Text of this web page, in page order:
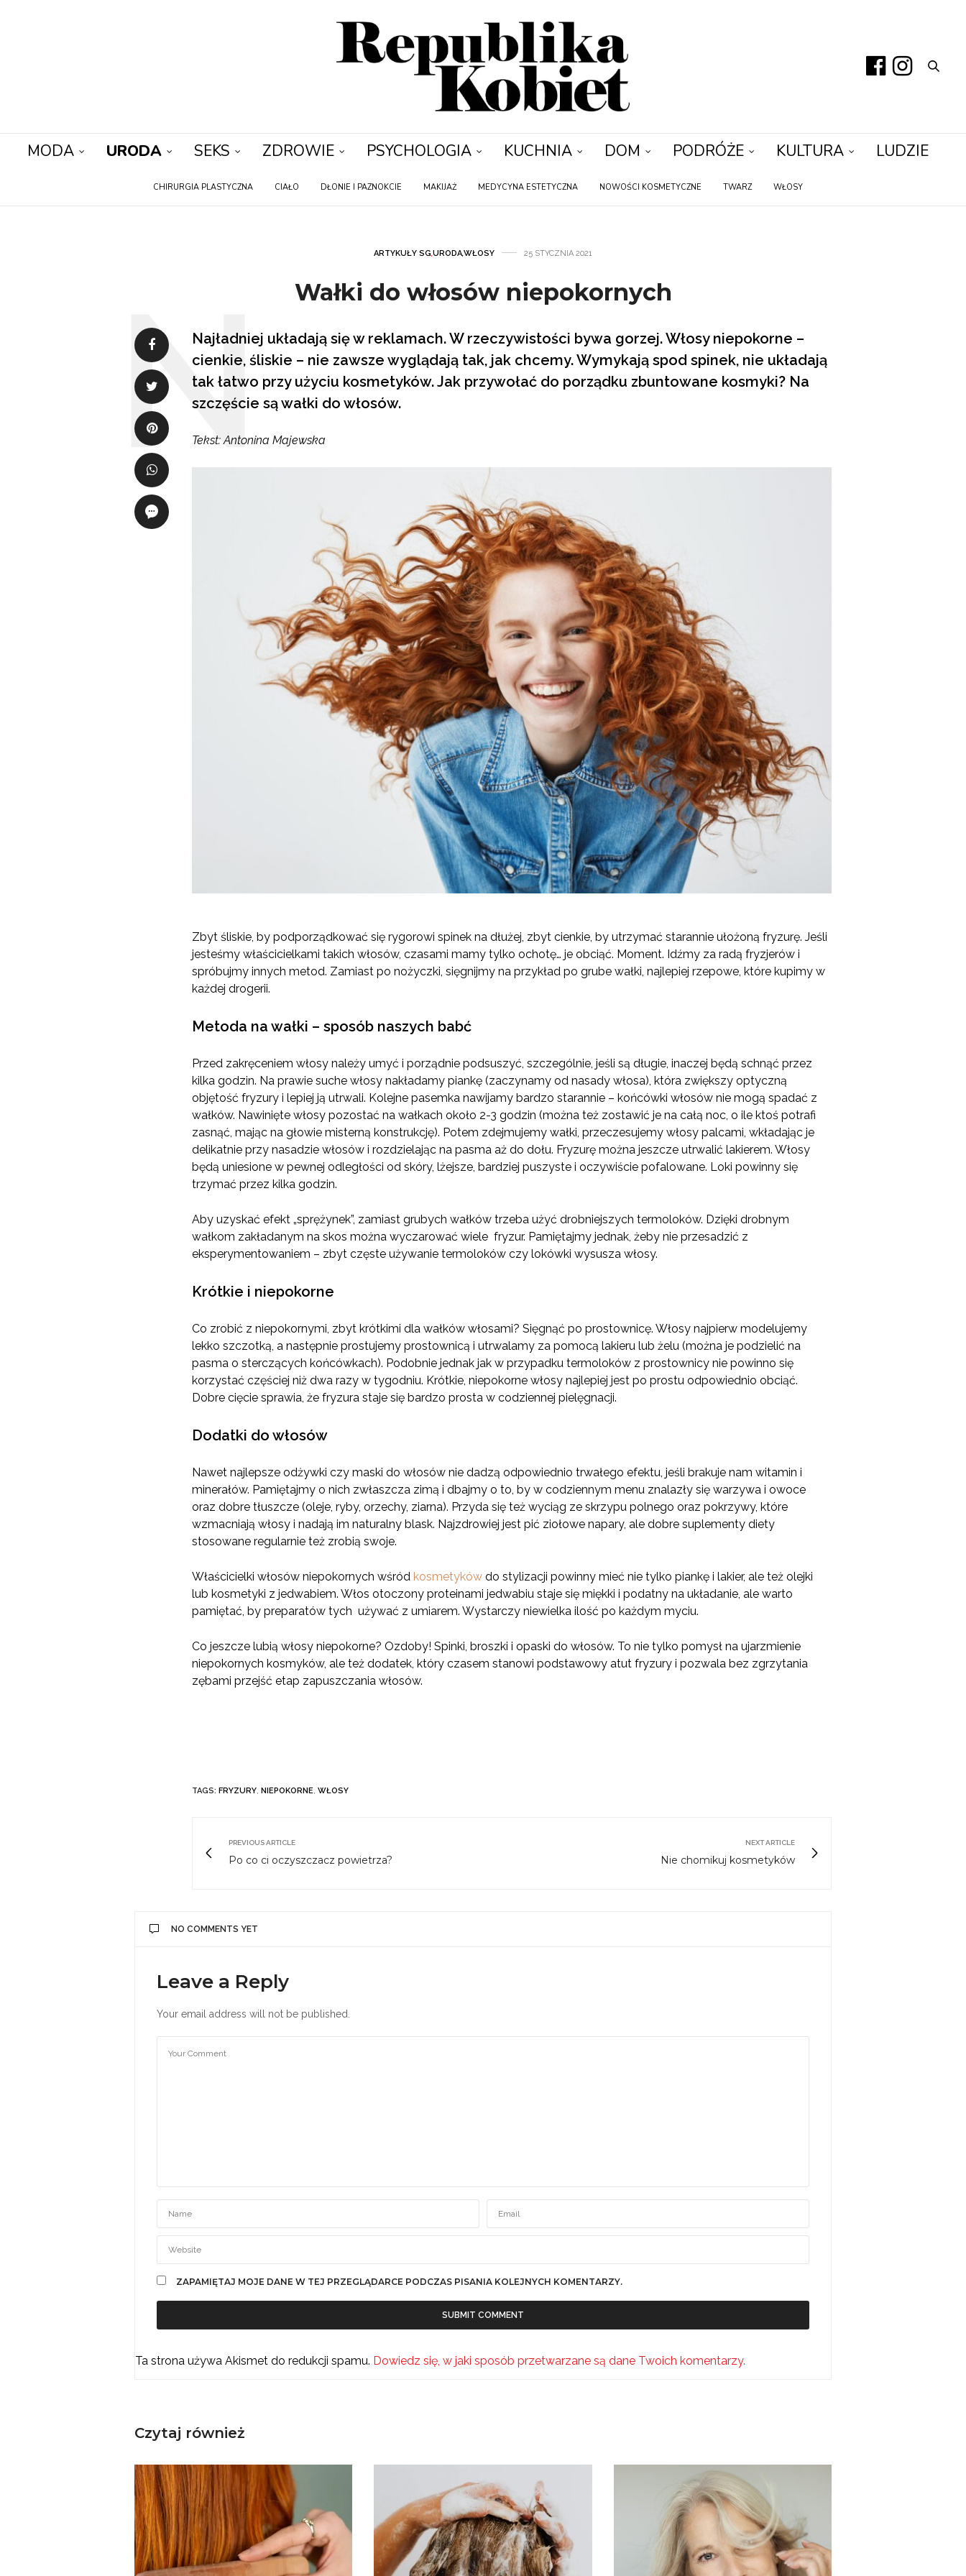
MODA URODA SEKS ZDROWIE PSYCHOLOGIA KUCHNIA DOM PODRÓŻE KULTURA LUDZIE
CHIRURGIA PLASTYCZNA CIAŁO DŁONIE I PAZNOKCIE MAKIJAŻ MEDYCYNA ESTETYCZNA NOWOŚCI KOSMETYCZNE TWARZ WŁOSY
ARTYKUŁY SG,URODA,WŁOSY 25 STYCZNIA 2021
Wałki do włosów niepokornych
Najładniej układają się w reklamach. W rzeczywistości bywa gorzej. Włosy niepokorne –
cienkie, śliskie – nie zawsze wyglądają tak, jak chcemy. Wymykają spod spinek, nie układają
tak łatwo przy użyciu kosmetyków. Jak przywołać do porządku zbuntowane kosmyki? Na
szczęście są wałki do włosów.
Tekst: Antonina Majewska
Zbyt śliskie, by podporządkować się rygorowi spinek na dłużej, zbyt cienkie, by utrzymać starannie ułożoną fryzurę. Jeśli
jesteśmy właścicielkami takich włosów, czasami mamy tylko ochotę… je obciąć. Moment. Idźmy za radą fryzjerów i
spróbujmy innych metod. Zamiast po nożyczki, sięgnijmy na przykład po grube wałki, najlepiej rzepowe, które kupimy w
każdej drogerii.
Metoda na wałki – sposób naszych babć
Przed zakręceniem włosy należy umyć i porządnie podsuszyć, szczególnie, jeśli są długie, inaczej będą schnąć przez
kilka godzin. Na prawie suche włosy nakładamy piankę (zaczynamy od nasady włosa), która zwiększy optyczną
objętość fryzury i lepiej ją utrwali. Kolejne pasemka nawijamy bardzo starannie – końcówki włosów nie mogą spadać z
wałków. Nawinięte włosy pozostać na wałkach około 2-3 godzin (można też zostawić je na całą noc, o ile ktoś potrafi
zasnąć, mając na głowie misterną konstrukcję). Potem zdejmujemy wałki, przeczesujemy włosy palcami, wkładając je
delikatnie przy nasadzie włosów i rozdzielając na pasma aż do dołu. Fryzurę można jeszcze utrwalić lakierem. Włosy
będą uniesione w pewnej odległości od skóry, lżejsze, bardziej puszyste i oczywiście pofalowane. Loki powinny się
trzymać przez kilka godzin.
Aby uzyskać efekt „sprężynek”, zamiast grubych wałków trzeba użyć drobniejszych termoloków. Dzięki drobnym
wałkom zakładanym na skos można wyczarować wiele fryzur. Pamiętajmy jednak, żeby nie przesadzić z
eksperymentowaniem – zbyt częste używanie termoloków czy lokówki wysusza włosy.
Krótkie i niepokorne
Co zrobić z niepokornymi, zbyt krótkimi dla wałków włosami? Sięgnąć po prostownicę. Włosy najpierw modelujemy
lekko szczotką, a następnie prostujemy prostownicą i utrwalamy za pomocą lakieru lub żelu (można je podzielić na
pasma o sterczących końcówkach). Podobnie jednak jak w przypadku termoloków z prostownicy nie powinno się
korzystać częściej niż dwa razy w tygodniu. Krótkie, niepokorne włosy najlepiej jest po prostu odpowiednio obciąć.
Dobre cięcie sprawia, że fryzura staje się bardzo prosta w codziennej pielęgnacji.
Dodatki do włosów
Nawet najlepsze odżywki czy maski do włosów nie dadzą odpowiednio trwałego efektu, jeśli brakuje nam witamin i
minerałów. Pamiętajmy o nich zwłaszcza zimą i dbajmy o to, by w codziennym menu znalazły się warzywa i owoce
oraz dobre tłuszcze (oleje, ryby, orzechy, ziarna). Przyda się też wyciąg ze skrzypu polnego oraz pokrzywy, które
wzmacniają włosy i nadają im naturalny blask. Najzdrowiej jest pić ziołowe napary, ale dobre suplementy diety
stosowane regularnie też zrobią swoje.
Właścicielki włosów niepokornych wśród kosmetyków do stylizacji powinny mieć nie tylko piankę i lakier, ale też olejki
lub kosmetyki z jedwabiem. Włos otoczony proteinami jedwabiu staje się miękki i podatny na układanie, ale warto
pamiętać, by preparatów tych używać z umiarem. Wystarczy niewielka ilość po każdym myciu.
Co jeszcze lubią włosy niepokorne? Ozdoby! Spinki, broszki i opaski do włosów. To nie tylko pomysł na ujarzmienie
niepokornych kosmyków, ale też dodatek, który czasem stanowi podstawowy atut fryzury i pozwala bez zgrzytania
zębami przejść etap zapuszczania włosów.
TAGS: FRYZURY, NIEPOKORNE, WŁOSY
PREVIOUS ARTICLE
Po co ci oczyszczacz powietrza?
NEXT ARTICLE
Nie chomikuj kosmetyków
NO COMMENTS YET
Leave a Reply
Your email address will not be published.
ZAPAMIĘTAJ MOJE DANE W TEJ PRZEGLĄDARCE PODCZAS PISANIA KOLEJNYCH KOMENTARZY.
Ta strona używa Akismet do redukcji spamu. Dowiedz się, w jaki sposób przetwarzane są dane Twoich komentarzy.
Czytaj również